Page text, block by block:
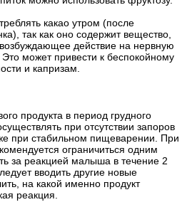
какао утром (после
так как оно содержит вещество,
действие на нервную
может привести к беспокойному
и капризам.
продукта в период грудного
при отсутствии запоров
при стабильном пищеварении. При
ограничиться одним
за реакцией малыша в течение 2
вводить другие новые
на какой именно продукт
реакция.